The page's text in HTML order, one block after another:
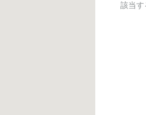
該当す